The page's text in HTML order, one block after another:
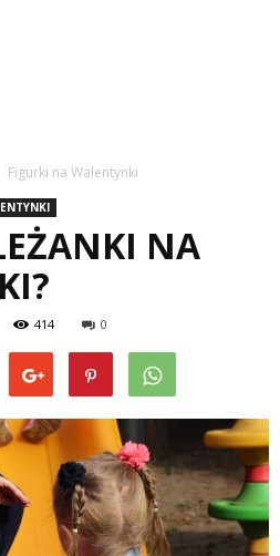
Figurki na Walentynki
NA
414 0